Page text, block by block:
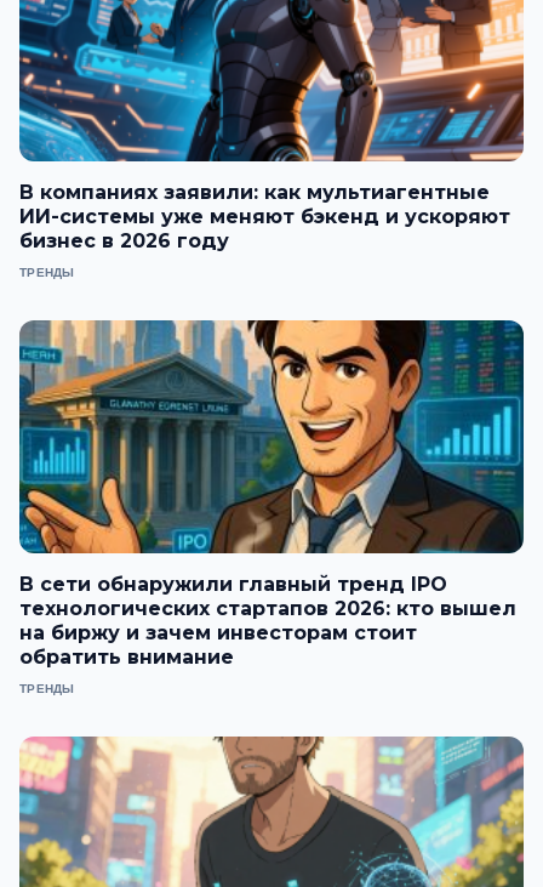
В компаниях заявили: как мультиагентные
ИИ-системы уже меняют бэкенд и ускоряют
бизнес в 2026 году
ТРЕНДЫ
В сети обнаружили главный тренд IPO
технологических стартапов 2026: кто вышел
на биржу и зачем инвесторам стоит
обратить внимание
ТРЕНДЫ